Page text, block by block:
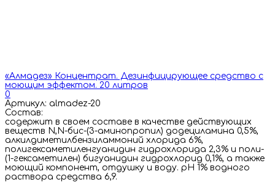
«Алмадез» Концентрат. Дезинфицирующее средство с
моющим эффектом. 20 литров
0
Артикул: almadez-20
Состав:
cодержит в своем составе в качестве действующих
веществ N,N-бис-(3-аминопропил) додециламина 0,5%,
алкилдиметилбензиламмоний хлорида 6%,
полигексаметиленгуанидин гидрохлорида 2,3% и поли-
(1-гексаметилен) бигуанидин гидрохлорид 0,1%, а также
моющий компонент, отдушку и воду. рН 1% водного
раствора средства 6,9.